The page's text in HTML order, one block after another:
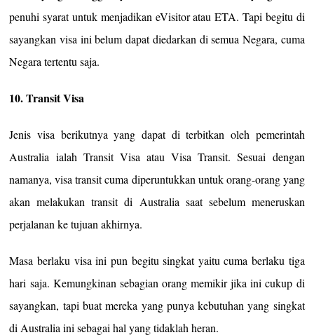
penuhi syarat untuk menjadikan eVisitor atau ETA. Tapi begitu di
sayangkan visa ini belum dapat diedarkan di semua Negara, cuma
Negara tertentu saja.
10. Transit Visa
Jenis visa berikutnya yang dapat di terbitkan oleh pemerintah
Australia ialah Transit Visa atau Visa Transit. Sesuai dengan
namanya, visa transit cuma diperuntukkan untuk orang-orang yang
akan melakukan transit di Australia saat sebelum meneruskan
perjalanan ke tujuan akhirnya.
Masa berlaku visa ini pun begitu singkat yaitu cuma berlaku tiga
hari saja. Kemungkinan sebagian orang memikir jika ini cukup di
sayangkan, tapi buat mereka yang punya kebutuhan yang singkat
di Australia ini sebagai hal yang tidaklah heran.